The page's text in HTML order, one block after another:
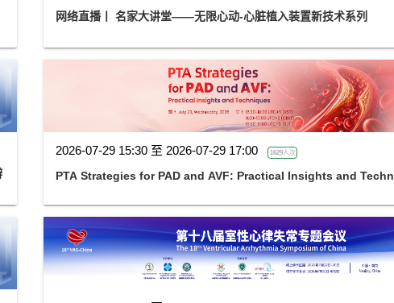
网络直播丨 名家大讲堂——无限心动-心脏植入装置新技术系列
2026-07-29 15:30 至 2026-07-29 17:00 1629人次
PTA Strategies for PAD and AVF: Practical Insights and